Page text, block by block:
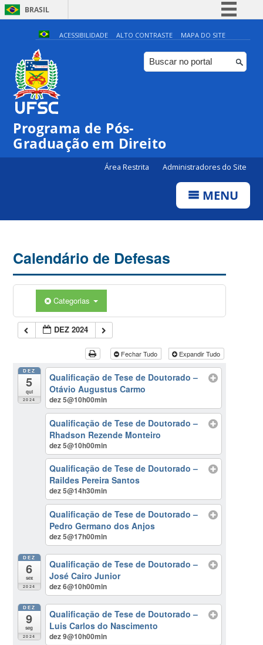
BRASIL
Simplifique!
Comunica BR
Participe
ACESSIBILIDADE ALTO CONTRASTE MAPA DO SITE
Programa de Pós-
Graduação em Direito
Área Restrita Administradores do Site
MENU
Calendário de Defesas
Categorias
DEZ 2024
Fechar Tudo Expandir Tudo
DEZ
5
qui
2024
Qualificação de Tese de Doutorado –
Otávio Augustus Carmo
dez 5@10h00min
Qualificação de Tese de Doutorado –
Rhadson Rezende Monteiro
dez 5@10h00min
Qualificação de Tese de Doutorado –
Raildes Pereira Santos
dez 5@14h30min
Qualificação de Tese de Doutorado –
Pedro Germano dos Anjos
dez 5@17h00min
DEZ
6
sex
2024
Qualificação de Tese de Doutorado –
José Cairo Junior
dez 6@10h00min
DEZ
9
seg
2024
Qualificação de Tese de Doutorado –
Luis Carlos do Nascimento
dez 9@10h00min